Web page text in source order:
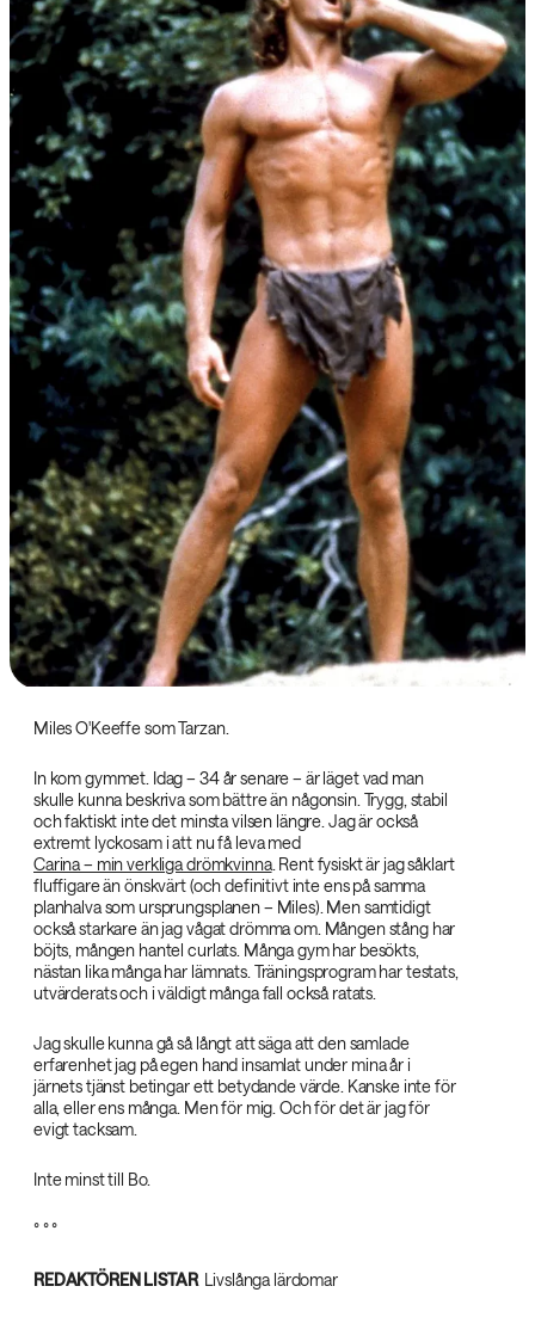
Miles O'Keeffe som Tarzan.
In kom gymmet. Idag – 34 år senare – är läget vad man
skulle kunna beskriva som bättre än någonsin. Trygg, stabil
och faktiskt inte det minsta vilsen längre. Jag är också
extremt lyckosam i att nu få leva med
Carina – min verkliga drömkvinna. Rent fysiskt är jag såklart
fluffigare än önskvärt (och definitivt inte ens på samma
planhalva som ursprungsplanen – Miles). Men samtidigt
också starkare än jag vågat drömma om. Mången stång har
böjts, mången hantel curlats. Många gym har besökts,
nästan lika många har lämnats. Träningsprogram har testats,
utvärderats och i väldigt många fall också ratats.
Jag skulle kunna gå så långt att säga att den samlade
erfarenhet jag på egen hand insamlat under mina år i
järnets tjänst betingar ett betydande värde. Kanske inte för
alla, eller ens många. Men för mig. Och för det är jag för
evigt tacksam.
Inte minst till Bo.
° ° °
REDAKTÖREN LISTAR‌ Livslånga lärdomar